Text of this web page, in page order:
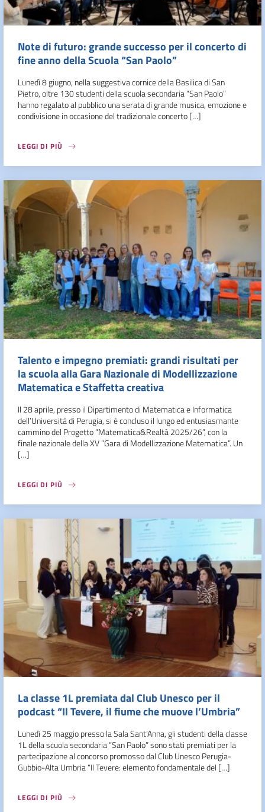
Note di futuro: grande successo per il concerto di
fine anno della Scuola “San Paolo”
Lunedì 8 giugno, nella suggestiva cornice della Basilica di San
Pietro, oltre 130 studenti della scuola secondaria “San Paolo”
hanno regalato al pubblico una serata di grande musica, emozione e
condivisione in occasione del tradizionale concerto […]
LEGGI DI PIÙ
Talento e impegno premiati: grandi risultati per
la scuola alla Gara Nazionale di Modellizzazione
Matematica e Staffetta creativa
Il 28 aprile, presso il Dipartimento di Matematica e Informatica
dell’Università di Perugia, si è concluso il lungo ed entusiasmante
cammino del Progetto “Matematica&Realtà 2025/26”, con la
finale nazionale della XV “Gara di Modellizzazione Matematica”. Un
[…]
LEGGI DI PIÙ
La classe 1L premiata dal Club Unesco per il
podcast “Il Tevere, il fiume che muove l’Umbria”
Lunedì 25 maggio presso la Sala Sant’Anna, gli studenti della classe
1L della scuola secondaria “San Paolo” sono stati premiati per la
partecipazione al concorso promosso dal Club Unesco Perugia-
Gubbio-Alta Umbria “Il Tevere: elemento fondamentale del […]
LEGGI DI PIÙ